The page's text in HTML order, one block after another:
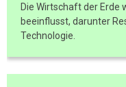
Die Wirtschaft der Erde
beeinflusst, darunter
Technologie.